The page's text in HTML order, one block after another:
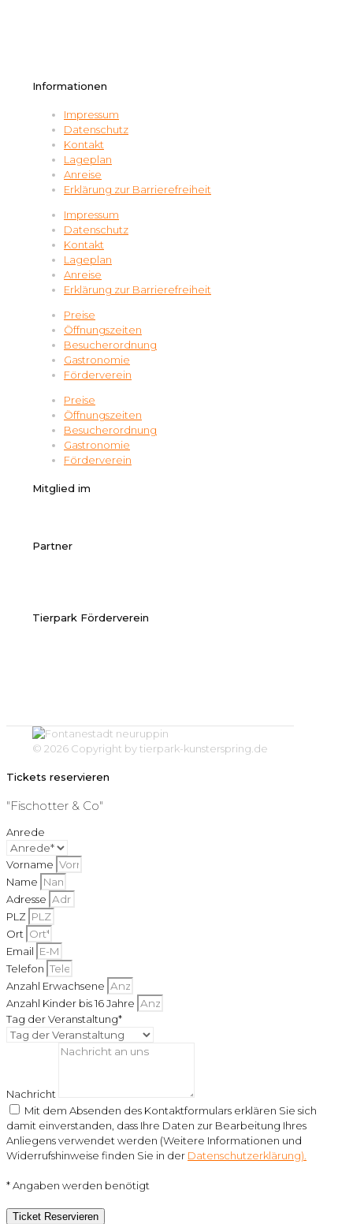
Informationen
Impressum
Datenschutz
Kontakt
Lageplan
Anreise
Erklärung zur Barrierefreiheit
Impressum
Datenschutz
Kontakt
Lageplan
Anreise
Erklärung zur Barrierefreiheit
Preise
Öffnungszeiten
Besucherordnung
Gastronomie
Förderverein
Preise
Öffnungszeiten
Besucherordnung
Gastronomie
Förderverein
Mitglied im
Partner
Tierpark Förderverein
© 2026 Copyright by tierpark-kunsterspring.de
Tickets reservieren
"Fischotter & Co"
Anrede
Vorname
Name
Adresse
PLZ
Ort
Email
Telefon
Anzahl Erwachsene
Anzahl Kinder bis 16 Jahre
Tag der Veranstaltung*
Nachricht
Mit dem Absenden des Kontaktformulars erklären Sie sich
damit einverstanden, dass Ihre Daten zur Bearbeitung Ihres
Anliegens verwendet werden (Weitere Informationen und
Widerrufshinweise finden Sie in der Datenschutzerklärung).
* Angaben werden benötigt
Ticket Reservieren